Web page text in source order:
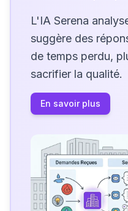
L'IA Serena
suggère des
de temps perdu,
sacrifier la qualité.
En savoir plus